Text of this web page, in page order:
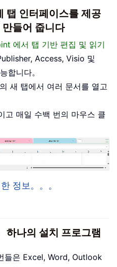
탭 인터페이스를 제공
들어 줍니다
에서 탭 기반 편집 및 읽기
Access, Visio 및
합니다。
새 탭에서 여러 문서를 열고
고 매일 수백 번의 마우스 클
정보。。。
하나의 설치 프로그램
들은 Excel, Word, Outlook